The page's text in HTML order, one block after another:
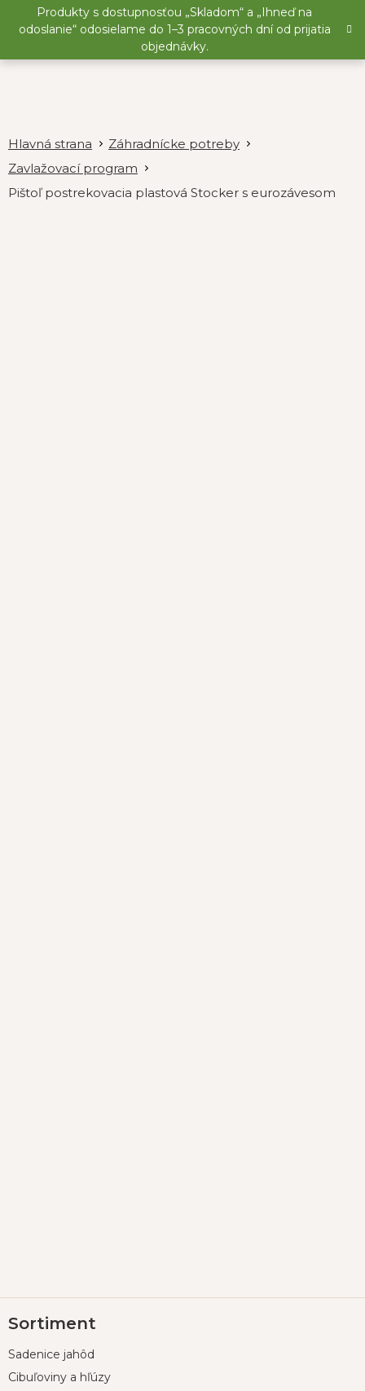
Produkty s dostupnosťou „Skladom“ a „Ihneď na
odoslanie“ odosielame do 1–3 pracovných dní od prijatia
objednávky.
Záhradnícke potreby
Zavlažovací program
Pištoľ postrekovacia plastová Stocker s eurozávesom
á
ä
Sortiment
Sadenice jahôd
Cibuľoviny a hľúzy